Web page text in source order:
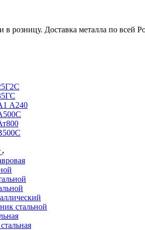
в розницу. Доставка металла по всей
А240
стальной